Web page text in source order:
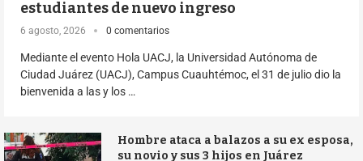
estudiantes de nuevo ingreso
6 agosto, 2026 0 comentarios
Mediante el evento Hola UACJ, la Universidad Autónoma de
Ciudad Juárez (UACJ), Campus Cuauhtémoc, el 31 de julio dio la
bienvenida a las y los …
Hombre ataca a balazos a su ex esposa,
su novio y sus 3 hijos en Juárez